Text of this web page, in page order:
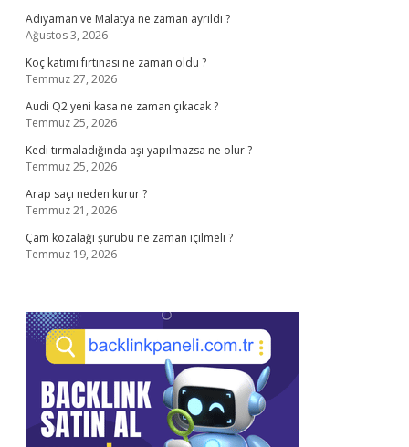
Adıyaman ve Malatya ne zaman ayrıldı ?
Ağustos 3, 2026
Koç katımı fırtınası ne zaman oldu ?
Temmuz 27, 2026
Audi Q2 yeni kasa ne zaman çıkacak ?
Temmuz 25, 2026
Kedi tırmaladığında aşı yapılmazsa ne olur ?
Temmuz 25, 2026
Arap saçı neden kurur ?
Temmuz 21, 2026
Çam kozalağı şurubu ne zaman içilmeli ?
Temmuz 19, 2026